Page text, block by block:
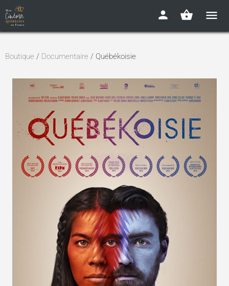
Boutique / Documentaire / Québékoisie